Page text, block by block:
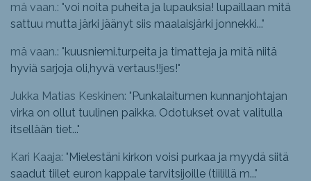
mä vaan.: "voi noita puheita ja lupauksia! lupaillaan mitä
sattuu mutta järki jäänyt siis maalaisjärki jonnekki..."
mä vaan.: "kuusniemi.turpeita ja timatteja ja mitä niitä
hyviä sarjoja oli,hyvä vertaus!!jes!"
Jukka Matias Keskinen: "Punkalaitumen kunnanjohtajan
virka on ollut tuulinen paikka. Odotukset ovat valitulla
itsellään tiet..."
Kari Kaaja: "Mielestäni kirkon voisi purkaa ja myydä siitä
saadut tiilet euron kappale tarvitsijoille (tiilillä m..."